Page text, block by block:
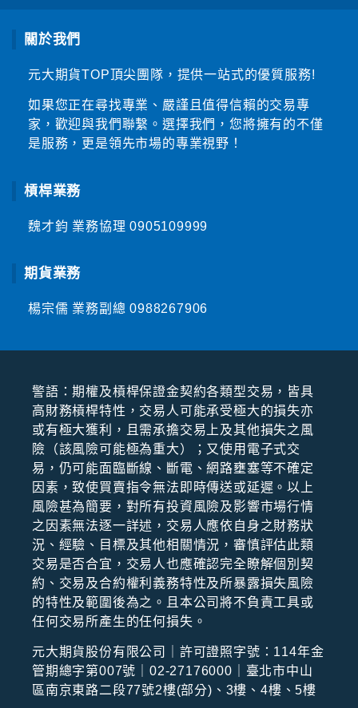
關於我們
元大期貨TOP頂尖團隊，提供一站式的優質服務!
如果您正在尋找專業、嚴謹且值得信賴的交易專
家，歡迎與我們聯繫。選擇我們，您將擁有的不僅
是服務，更是領先市場的專業視野！
槓桿業務
魏才鈞 業務協理0905109999
期貨業務
楊宗儒 業務副總0988267906
警語：期權及槓桿保證⾦契約各類型交易，皆具
⾼財務槓桿特性，交易⼈可能承受極⼤的損失亦
或有極⼤獲利，且需承擔交易上及其他損失之風
險（該風險可能極為重⼤）；⼜使⽤電⼦式交
易，仍可能⾯臨斷線、斷電、網路壅塞等不確定
因素，致使買賣指令無法即時傳送或延遲。以上
風險甚為簡要，對所有投資風險及影響市場⾏情
之因素無法逐⼀詳述，交易⼈應依⾃⾝之財務狀
況、經驗、⽬標及其他相關情況，審慎評估此類
交易是否合宜，交易⼈也應確認完全瞭解個別契
約、交易及合約權利義務特性及所暴露損失風險
的特性及範圍後為之。且本公司將不負責⼯具或
任何交易所產⽣的任何損失。
元大期貨股份有限公司｜許可證照字號：114年金
管期總字第007號｜02-27176000｜臺北市中山
區南京東路二段77號2樓(部分)、3樓、4樓、5樓